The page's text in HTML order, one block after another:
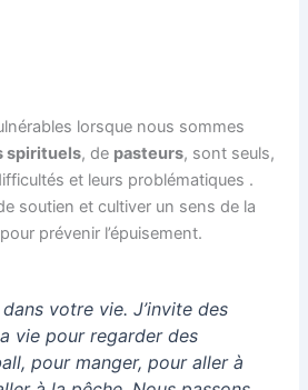
lorsque nous sommes
spirituels, de pasteurs, sont seuls,
et leurs problématiques .
soutien et cultiver un sens de la
prévenir l’épuisement.
votre vie. J’invite des
vie pour regarder des
pour manger, pour aller à